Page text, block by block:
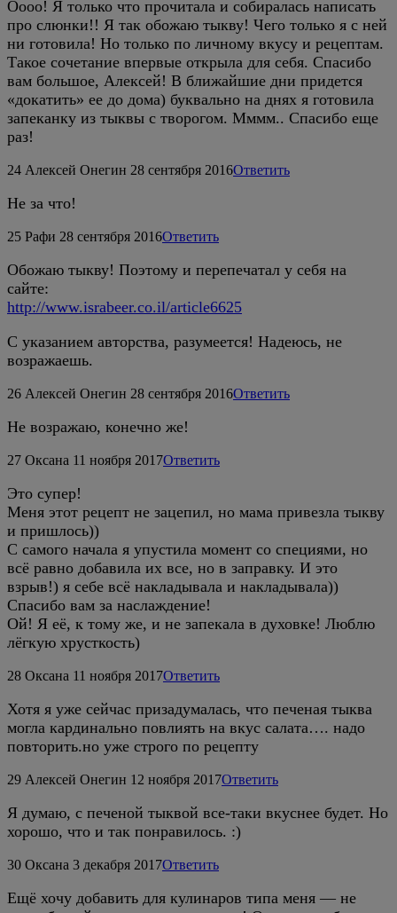
Оооо! Я только что прочитала и собиралась написать
про слюнки!! Я так обожаю тыкву! Чего только я с ней
ни готовила! Но только по личному вкусу и рецептам.
Такое сочетание впервые открыла для себя. Спасибо
вам большое, Алексей! В ближайшие дни придется
«докатить» ее до дома) буквально на днях я готовила
запеканку из тыквы с творогом. Мммм.. Спасибо еще
раз!
24 Алексей Онегин 28 сентября 2016Ответить
Не за что!
25 Рафи 28 сентября 2016Ответить
Обожаю тыкву! Поэтому и перепечатал у себя на
сайте:
http://www.israbeer.co.il/article6625
С указанием авторства, разумеется! Надеюсь, не
возражаешь.
26 Алексей Онегин 28 сентября 2016Ответить
Не возражаю, конечно же!
27 Оксана 11 ноября 2017Ответить
Это супер!
Меня этот рецепт не зацепил, но мама привезла тыкву
и пришлось))
С самого начала я упустила момент со специями, но
всё равно добавила их все, но в заправку. И это
взрыв!) я себе всё накладывала и накладывала))
Спасибо вам за наслаждение!
Ой! Я её, к тому же, и не запекала в духовке! Люблю
лёгкую хрусткость)
28 Оксана 11 ноября 2017Ответить
Хотя я уже сейчас призадумалась, что печеная тыква
могла кардинально повлиять на вкус салата…. надо
повторить.но уже строго по рецепту
29 Алексей Онегин 12 ноября 2017Ответить
Я думаю, с печеной тыквой все-таки вкуснее будет. Но
хорошо, что и так понравилось. :)
30 Оксана 3 декабря 2017Ответить
Ещё хочу добавить для кулинаров типа меня — не